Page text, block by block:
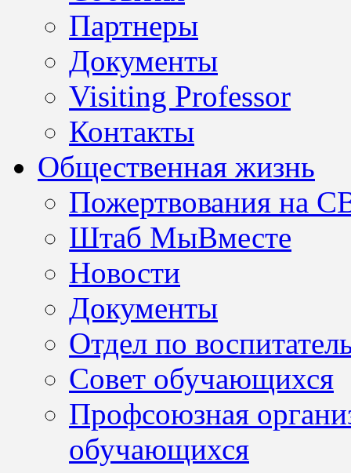
Партнеры
Документы
Visiting Professor
Контакты
Общественная жизнь
Пожертвования на
Штаб МыВместе
Новости
Документы
Отдел по
Совет обучающихся
Профсоюзная
обучающихся